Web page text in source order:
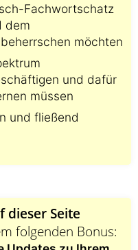
Fachwortschatz
dem
möchten
und dafür
müssen
und fließend
dieser Seite
folgenden Bonus: